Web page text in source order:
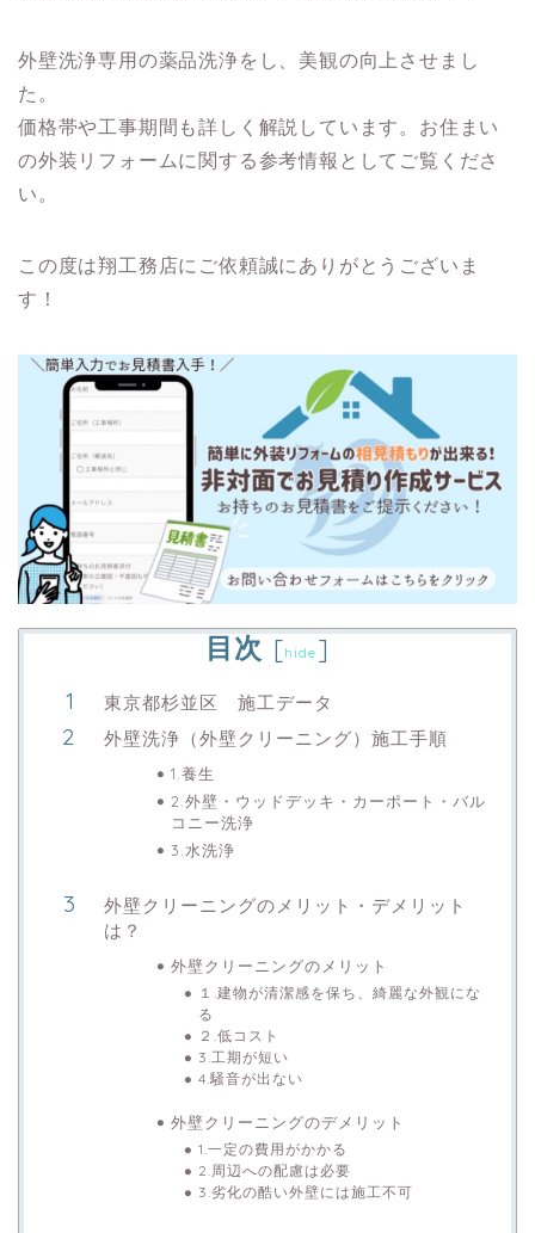
外壁洗浄専用の薬品洗浄をし、美観の向上させまし
た。
価格帯や工事期間も詳しく解説しています。お住まい
の外装リフォームに関する参考情報としてご覧くださ
い。
この度は翔工務店にご依頼誠にありがとうございま
す！
目次 [hide ]
東京都杉並区 施工データ
外壁洗浄（外壁クリーニング）施工手順
1.養生
2.外壁・ウッドデッキ・カーポート・バル
コニー洗浄
3.水洗浄
外壁クリーニングのメリット・デメリット
は？
外壁クリーニングのメリット
１.建物が清潔感を保ち、綺麗な外観にな
る
２.低コスト
3.工期が短い
4.騒音が出ない
外壁クリーニングのデメリット
1.一定の費用がかかる
2.周辺への配慮は必要
3.劣化の酷い外壁には施工不可